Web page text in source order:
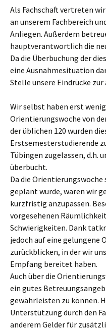
Als Fachschaft vertreten
an unserem Fachbereich
Anliegen. Außerdem
hauptverantwortlich die
Da die Überbuchung der
eine Ausnahmesituation
Stelle unsere Eindrücke
Wir selbst haben erst
Orientierungswoche von
der üblichen 120 wurden
Erstsemesterstudierende
Tübingen zugelassen, d.h.
überbucht.
Da die
geplant wurde, waren wir
kurzfristig anzupassen.
vorgesehenen
Schwierigkeiten. Dank
jedoch auf eine gelungene
zurückblicken, in der wir
Empfang bereitet haben.
Auch über die
ein gutes
gewährleisten zu können.
Unterstützung durch den
anderem Gelder für